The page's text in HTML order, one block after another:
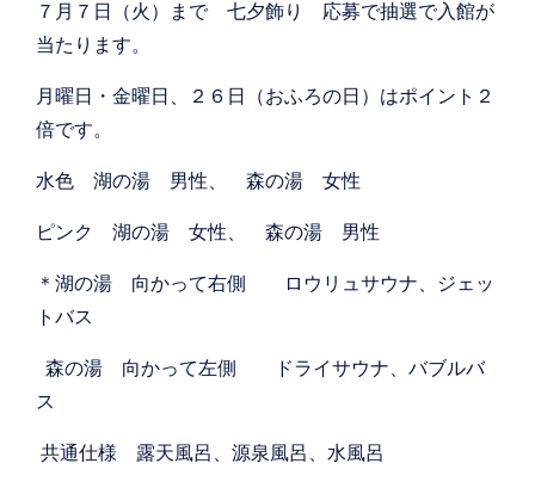
７月７日（火）まで 七夕飾り 応募で抽選で入館が
当たります。
月曜日・金曜日、２６日（おふろの日）はポイント２
倍です。
水色 湖の湯 男性、 森の湯 女性
ピンク 湖の湯 女性、 森の湯 男性
＊湖の湯 向かって右側 ロウリュサウナ、ジェッ
トバス
森の湯 向かって左側 ドライサウナ、バブルバ
ス
共通仕様 露天風呂、源泉風呂、水風呂